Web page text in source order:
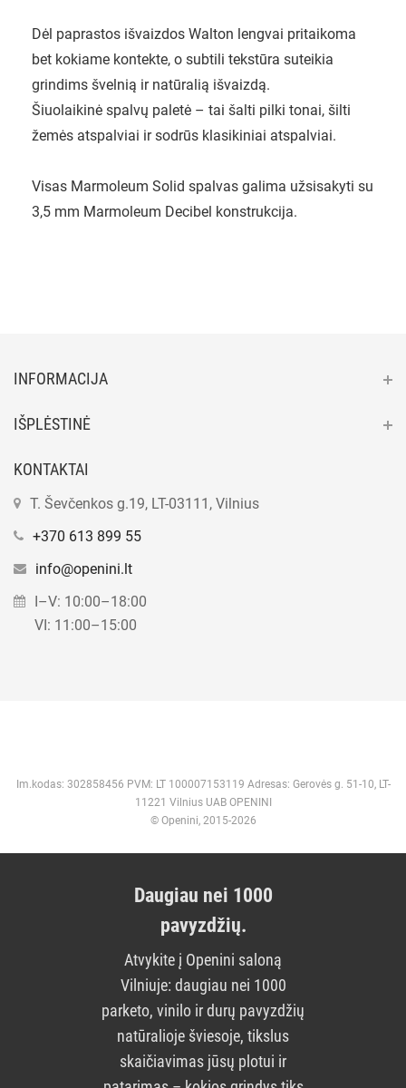
Dėl paprastos išvaizdos Walton lengvai pritaikoma
bet kokiame kontekte, o subtili tekstūra suteikia
grindims švelnią ir natūralią išvaizdą.
Šiuolaikinė spalvų paletė – tai šalti pilki tonai, šilti
žemės atspalviai ir sodrūs klasikiniai atspalviai.
Visas Marmoleum Solid spalvas galima užsisakyti su
3,5 mm Marmoleum Decibel konstrukcija.
INFORMACIJA
IŠPLĖSTINĖ
KONTAKTAI
T. Ševčenkos g.19, LT-03111, Vilnius
+370 613 899 55
info@openini.lt
I–V: 10:00–18:00
VI: 11:00–15:00
Im.kodas: 302858456 PVM: LT 100007153119 Adresas: Gerovės g. 51-10, LT-
11221 Vilnius UAB OPENINI
© Openini, 2015-2026
Daugiau nei 1000
pavyzdžių.
Atvykite į Openini saloną
Vilniuje: daugiau nei 1000
parketo, vinilo ir durų pavyzdžių
natūralioje šviesoje, tikslus
skaičiavimas jūsų plotui ir